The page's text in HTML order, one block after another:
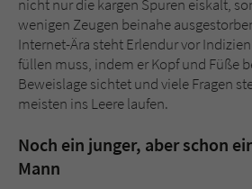
nicht nur die kargen Spuren eiskalt,
wenigen Zeugen beinahe
Internet-Ära steht Erlendur vor
füllen muss, indem er Kopf und Füße
Beweislage sichtet und viele Fragen
meisten ins Leere laufen.
Noch ein junger, aber schon
Mann